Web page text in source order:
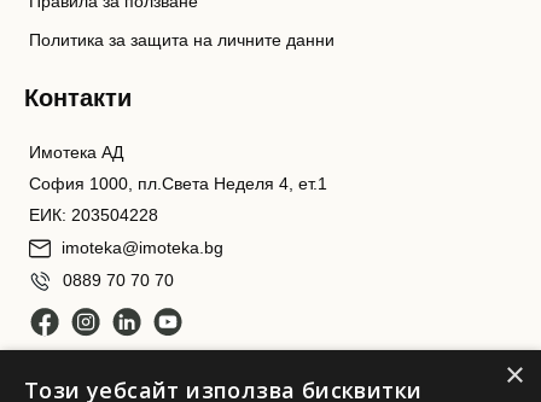
Политика за защита на личните данни
Контакти
Имотека АД
София 1000, пл.Света Неделя 4, ет.1
ЕИК: 203504228
imoteka@imoteka.bg
0889 70 70 70
×
Този уебсайт използва бисквитки